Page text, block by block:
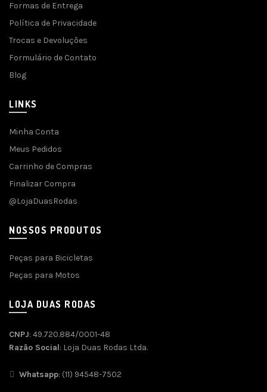
Formas de Entrega
Política de Privacidade
Trocas e Devoluções
Formulário de Contato
Blog
LINKS
Minha Conta
Meus Pedidos
Carrinho de Compras
Finalizar Compra
@LojaDuasRodas
NOSSOS PRODUTOS
Peças para Bicicletas
Peças para Motos
LOJA DUAS RODAS
CNPJ: 49.720.884/0001-48
Razão Social: Loja Duas Rodas Ltda.
Whatsapp: (11) 94548-7502